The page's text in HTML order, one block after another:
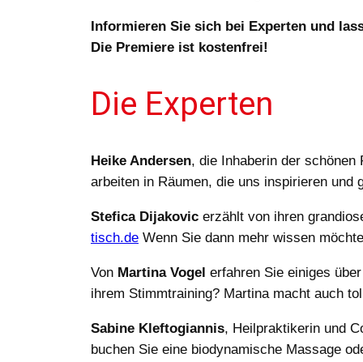
Informieren Sie sich bei Experten und
Die Premiere ist kostenfrei!
Die Experten
Heike Andersen, die Inhaberin der schönen
arbeiten in Räumen, die uns inspirieren und
Stefica Dijakovic erzählt von ihren
tisch.de Wenn Sie dann mehr wissen
Von Martina Vogel erfahren Sie einiges
ihrem Stimmtraining? Martina macht auch
Sabine Kleftogiannis, Heilpraktikerin und
buchen Sie eine biodynamische Massage